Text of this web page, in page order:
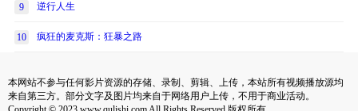
9 逆行人生
10 疯狂的麦克斯：狂暴之路
本网站不参与任何影片资源的存储、录制、剪辑、上传，本站所有视频播放源均
来自第三方。部分文字及图片均来自于网络用户上传，不用于商业活动。